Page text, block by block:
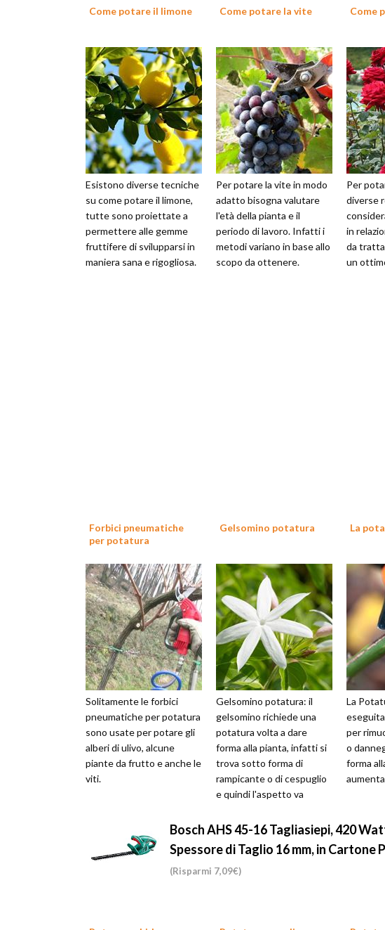
Come potare il limone
Esistono diverse tecniche
su come potare il limone,
tutte sono proiettate a
permettere alle gemme
fruttifere di svilupparsi in
maniera sana e rigogliosa.
Come potare la vite
Per potare la vite in modo
adatto bisogna valutare
l'età della pianta e il
periodo di lavoro. Infatti i
metodi variano in base allo
scopo da ottenere.
Come
Per
diverse
in
da
un
Forbici pneumatiche
per potatura
Solitamente le forbici
pneumatiche per potatura
sono usate per potare gli
alberi di ulivo, alcune
piante da frutto e anche le
viti.
Gelsomino potatura
Gelsomino potatura: il
gelsomino richiede una
potatura volta a dare
forma alla pianta, infatti si
trova sotto forma di
rampicante o di cespuglio
e quindi l'aspetto va
La
La
per
o
forma
Bosch AHS 45-16 Tagliasiepi, 420
Spessore di Taglio 16 mm, in Cartone
(Risparmi 7,09€)